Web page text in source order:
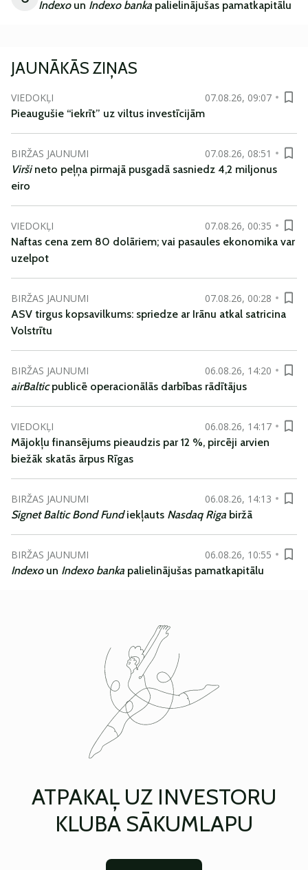
Indexoun Indexo banka palielinājušas pamatkapitālu
JAUNĀKĀS ZIŅAS
VIEDOKĻI
07.08.26, 09:07
Pieaugušie “iekrīt” uz viltus investīcijām
BIRŽAS JAUNUMI
07.08.26, 08:51
Viršineto peļņa pirmajā pusgadā sasniedz 4,2 miljonus
eiro
VIEDOKĻI
07.08.26, 00:35
Naftas cena zem 80 dolāriem; vai pasaules ekonomika var
uzelpot
BIRŽAS JAUNUMI
07.08.26, 00:28
ASV tirgus kopsavilkums: spriedze ar Irānu atkal satricina
Volstrītu
BIRŽAS JAUNUMI
06.08.26, 14:20
airBalticpublicē operacionālās darbības rādītājus
VIEDOKĻI
06.08.26, 14:17
Mājokļu finansējums pieaudzis par 12 %, pircēji arvien
biežāk skatās ārpus Rīgas
BIRŽAS JAUNUMI
06.08.26, 14:13
Signet Baltic Bond Fundiekļauts Nasdaq Riga biržā
BIRŽAS JAUNUMI
06.08.26, 10:55
Indexoun Indexo banka palielinājušas pamatkapitālu
ATPAKAĻ UZ INVESTORU
KLUBA SĀKUMLAPU